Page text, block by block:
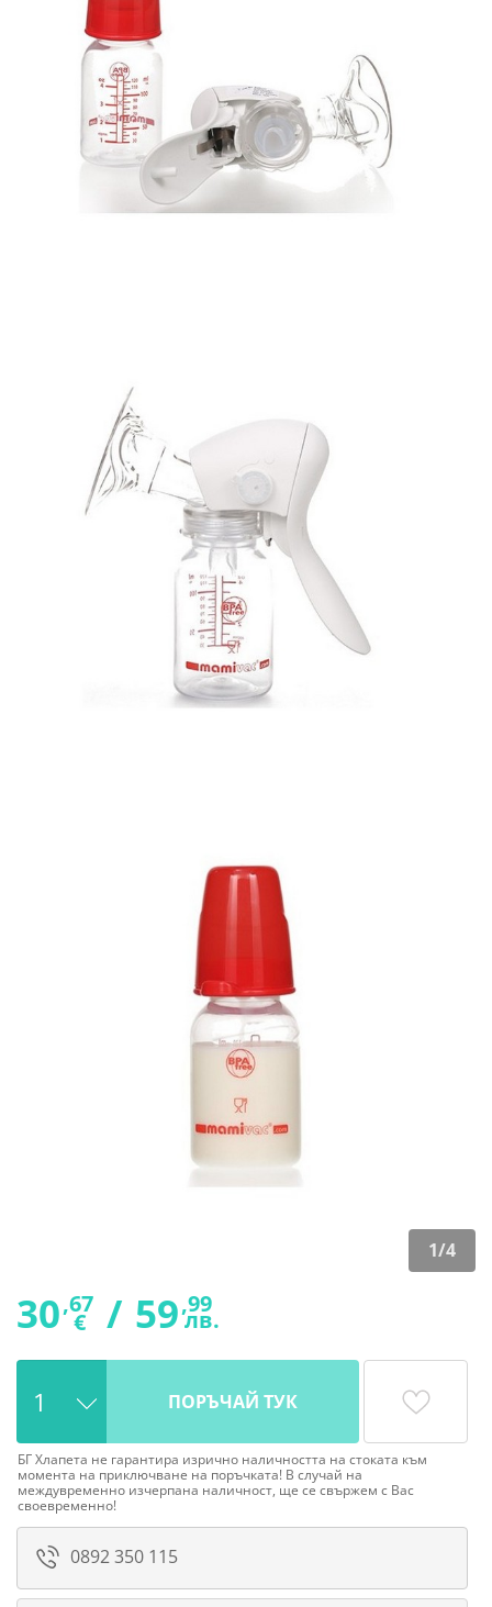
1/4
30,67
€ / 59,99
лв.
ПОРЪЧАЙ ТУК
БГ Хлапета не гарантира изрично наличността на стоката към
момента на приключване на поръчката! В случай на
междувременно изчерпана наличност, ще се свържем с Вас
своевременно!
0892 350 115